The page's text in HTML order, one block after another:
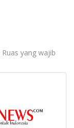
Ruas yang wajib